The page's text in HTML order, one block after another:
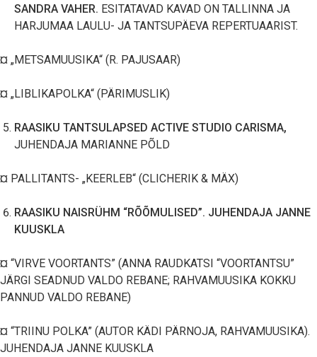
SANDRA VAHER. ESITATAVAD KAVAD ON TALLINNA JA
HARJUMAA LAULU- JA TANTSUPÄEVA REPERTUAARIST.
¤ „METSAMUUSIKA“ (R. PAJUSAAR)
¤ „LIBLIKAPOLKA“ (PÄRIMUSLIK)
RAASIKU TANTSULAPSED ACTIVE STUDIO CARISMA,
JUHENDAJA MARIANNE PÕLD
¤ PALLITANTS- „KEERLEB“ (CLICHERIK & MÄX)
RAASIKU NAISRÜHM “RÕÕMULISED”. JUHENDAJA JANNE
KUUSKLA
¤ “VIRVE VOORTANTS” (ANNA RAUDKATSI “VOORTANTSU”
JÄRGI SEADNUD VALDO REBANE; RAHVAMUUSIKA KOKKU
PANNUD VALDO REBANE)
¤ “TRIINU POLKA” (AUTOR KÄDI PÄRNOJA, RAHVAMUUSIKA).
JUHENDAJA JANNE KUUSKLA